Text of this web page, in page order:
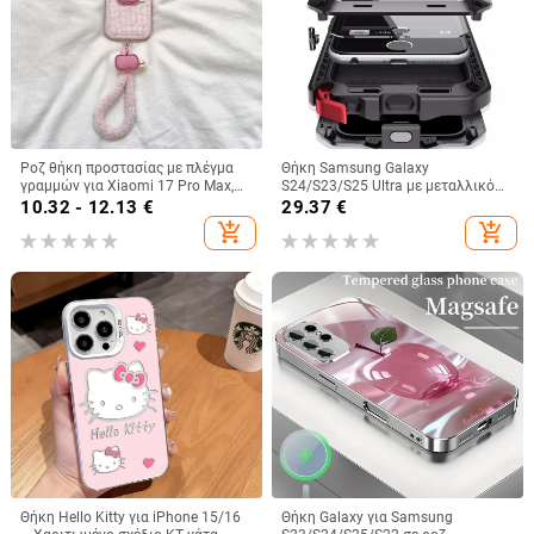
Ροζ θήκη προστασίας με πλέγμα
γραμμών για Xiaomi 17 Pro Max,
15 Pro και Redmi Note 14/Note 15
10.32 - 12.13 €
add_shopping_cart
Θήκη Samsung Galaxy
S24/S23/S25 Ultra με μεταλλικό
πίσω κάλυμμα, μηχανουργική
κατεργασία, προσαρμογή, απαγωγή
θερμότητας, αντίσταση στις
29.37 €
add_shopping_cart
Θήκη Hello Kitty για iPhone 15/16
Θήκη Galaxy για Samsung